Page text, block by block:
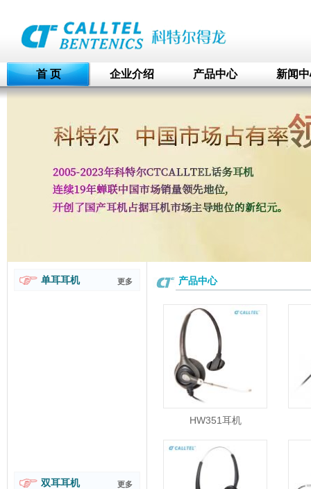
首 页 企业介绍 产品中心 新闻
单耳耳机 更多
双耳耳机 更多
产品中心
HW351耳机